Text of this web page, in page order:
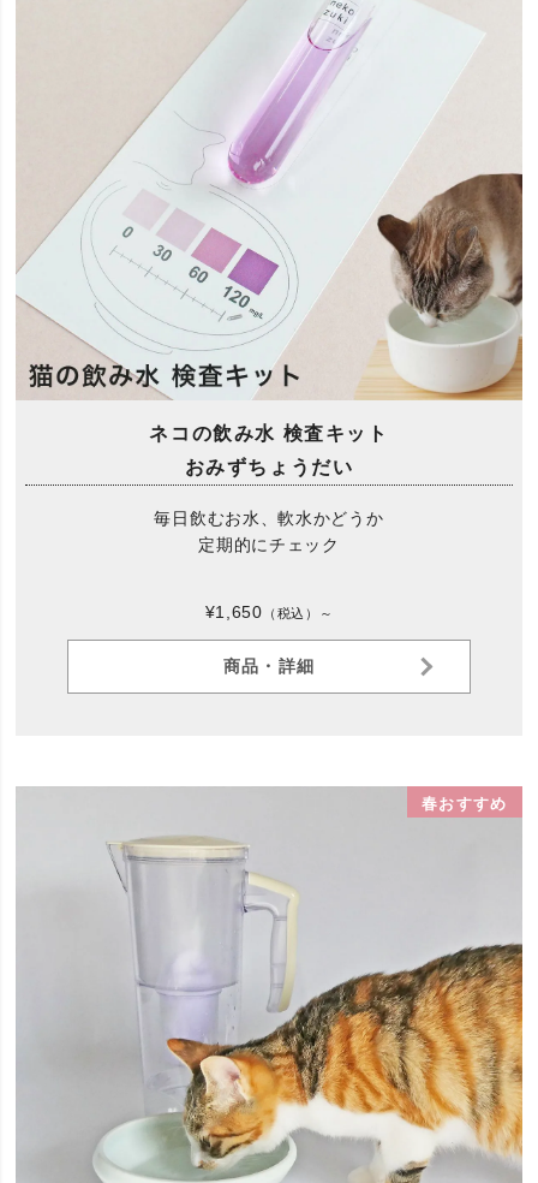
ネコの飲み水 検査キット
おみずちょうだい
毎日飲むお水、軟水かどうか
定期的にチェック
¥1,650 （税込）～
商品・詳細
春おすすめ